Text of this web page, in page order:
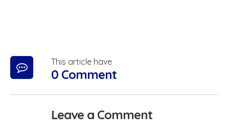
This article have
0 Comment
Leave a Comment